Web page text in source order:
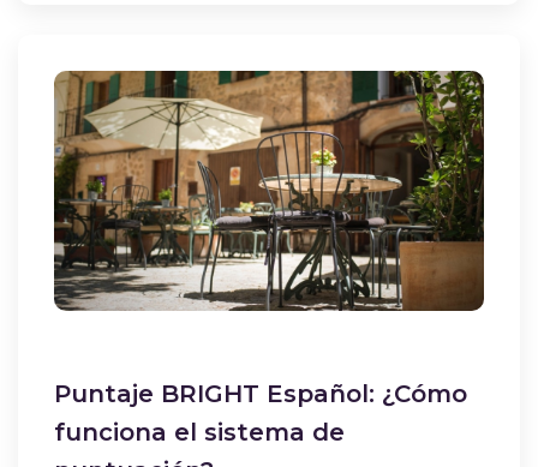
Puntaje BRIGHT Español: ¿Cómo
funciona el sistema de